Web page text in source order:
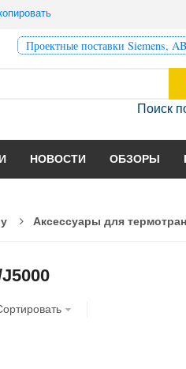
Проектные поставки Siemens,
Поиск
НОВОСТИ ОБЗОРЫ
Аксессуары для